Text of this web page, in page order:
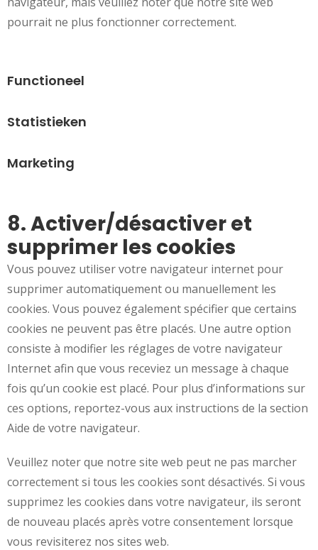
pourrait ne plus fonctionner correctement.
Functioneel
Statistieken
Marketing
8. Activer/désactiver et
supprimer les cookies
Vous pouvez utiliser votre navigateur internet pour
supprimer automatiquement ou manuellement les
cookies. Vous pouvez également spécifier que certains
cookies ne peuvent pas être placés. Une autre option
consiste à modifier les réglages de votre navigateur
Internet afin que vous receviez un message à chaque
fois qu’un cookie est placé. Pour plus d’informations sur
ces options, reportez-vous aux instructions de la section
Aide de votre navigateur.
Veuillez noter que notre site web peut ne pas marcher
correctement si tous les cookies sont désactivés. Si vous
supprimez les cookies dans votre navigateur, ils seront
de nouveau placés après votre consentement lorsque
vous revisiterez nos sites web.